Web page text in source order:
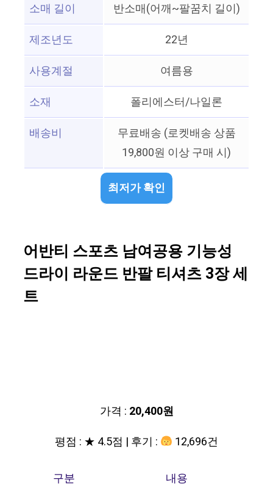
소매 길이
반소매(어깨~팔꿈치 길이)
제조년도
22년
사용계절
여름용
소재
폴리에스터/나일론
배송비
무료배송 (로켓배송 상품
19,800원 이상 구매 시)
최저가 확인
어반티 스포츠 남여공용 기능성
드라이 라운드 반팔 티셔츠 3장 세
트
가격 : 20,400원
평점 : ★ 4.5점 | 후기 :
12,696건
구분
내용